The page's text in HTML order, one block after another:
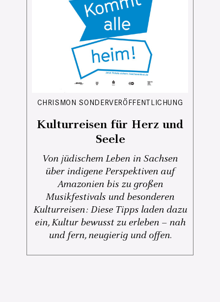
CHRISMON SONDERVERÖFFENTLICHUNG
Kulturreisen für Herz und
Seele
Von jüdischem Leben in Sachsen
über indigene Perspektiven auf
Amazonien bis zu großen
Musikfestivals und besonderen
Kulturreisen: Diese Tipps laden dazu
ein, Kultur bewusst zu erleben – nah
und fern, neugierig und offen.